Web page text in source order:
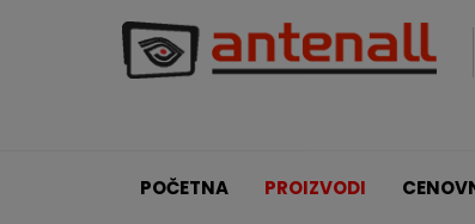
POČETNA PROIZVODI